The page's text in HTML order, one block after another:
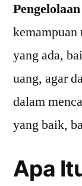
Pengelolaan
kemampuan
yang ada,
uang, agar
dalam
yang baik,
Apa